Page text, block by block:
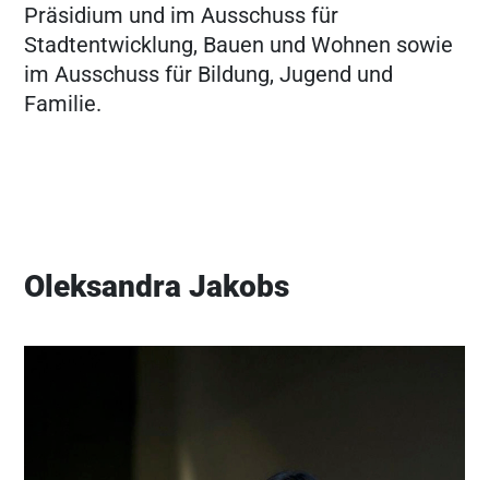
Präsidium und im Ausschuss für
Stadtentwicklung, Bauen und Wohnen sowie
im Ausschuss für Bildung, Jugend und
Familie.
Oleksandra Jakobs